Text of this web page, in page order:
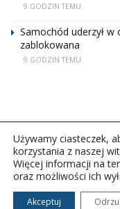
9 GODZIN TEMU
Samochód uderzył
zablokowana
9 GODZIN TEMU
Copyright ©
Wszelkie prawa
Używamy ciasteczek,
korzystania z naszej
Więcej informacji na
oraz możliwości ich
Akceptuj